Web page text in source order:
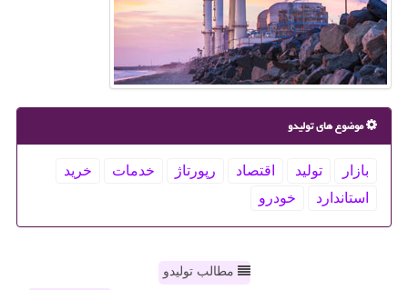
موضوع های تولیدو
بازار تولید اقتصاد رپورتاژ خدمات
خرید
استاندارد
خودرو
مطالب تولیدو